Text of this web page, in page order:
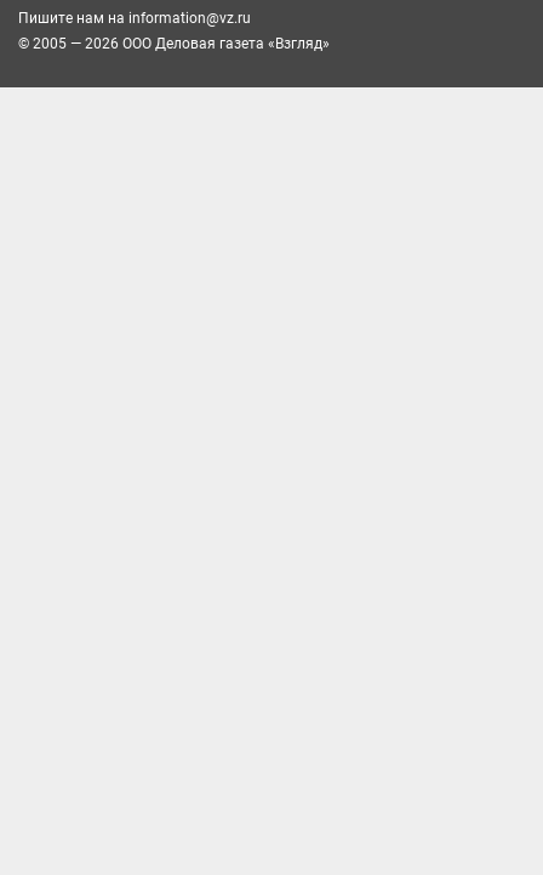
Пишите нам на information@vz.ru
© 2005 — 2026 ООО Деловая газета «Взгляд»